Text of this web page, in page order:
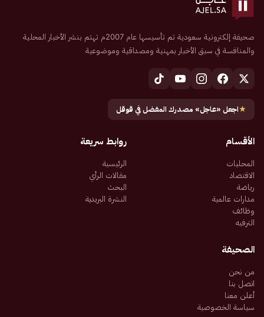
صحيفة إلكترونية سعودية تم تأسيسها عام 2007م تهتم بنشر الأخبار المحلية
والمنافسة في سبق الأخبار بمهنية ومصداقية وموضوعية
★اجعل «عاجل» مصدرك المفضل في قوقل
الأقسام
المحليات
الاقتصاد
رياضة
مدارات عالمية
وظائف
الترفيه
روابط سريعة
الرئيسية
مقالات الرأي
البحث
النشرة البريدية
الصحيفة
من نحن
اتصل بنا
أعلن معنا
سياسة الخصوصية